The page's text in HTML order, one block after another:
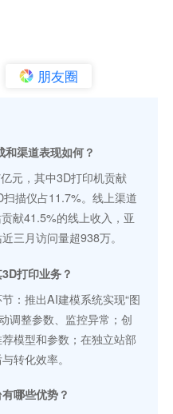
朋友圈
渠道表现如何？
元，其中3D打印机贡献
描仪占11.7%。线上渠道
献41.5%的线上收入，亚
三月访问量超938万。
打印业务？
：推出AI建模系统实现“图
调整参数、监控异常；创
模型和参数；在独立站部
转化效率。
哪些优势？